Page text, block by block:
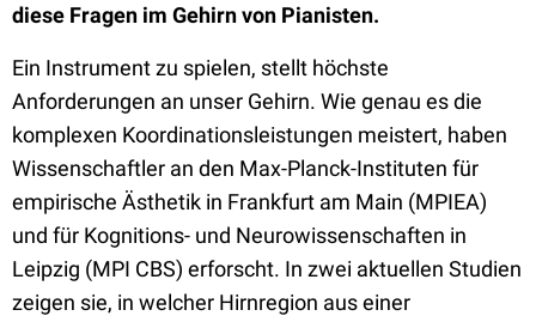
diese Fragen im Gehirn von Pianisten.
Ein Instrument zu spielen, stellt höchste
Anforderungen an unser Gehirn. Wie genau es die
komplexen Koordinationsleistungen meistert, haben
Wissenschaftler an den Max-Planck-Instituten für
empirische Ästhetik in Frankfurt am Main (MPIEA)
und für Kognitions- und Neurowissenschaften in
Leipzig (MPI CBS) erforscht. In zwei aktuellen Studien
zeigen sie, in welcher Hirnregion aus einer